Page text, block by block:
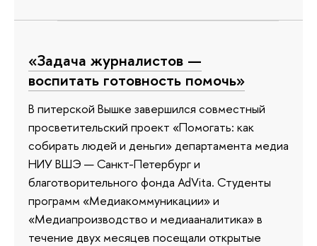
«Задача журналистов —
воспитать готовность помочь»
В питерской Вышке завершился совместный
просветительский проект «Помогать: как
собирать людей и деньги» департамента медиа
НИУ ВШЭ — Санкт-Петербург и
благотворительного фонда AdVita. Студенты
программ «Медиакоммуникации» и
«Медиапроизводство и медиааналитика» в
течение двух месяцев посещали открытые